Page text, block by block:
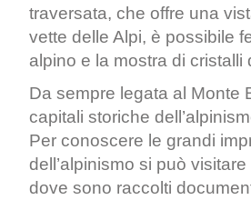
traversata, che offre una
vette delle Alpi, è possibile
alpino e la mostra di cristalli
Da sempre legata al Monte
capitali storiche
Per conoscere le grandi
dell’alpinismo si può
dove sono raccolti